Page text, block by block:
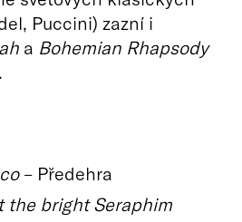
Puccini) zazní i
a Bohemian Rhapsody
– Předehra
the bright Seraphim